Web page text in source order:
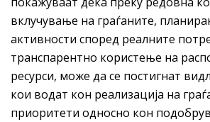
вклучување на граѓаните,
активности според реалните
транспарентно користење на
ресурси, може да се постигнат
кои водат кон реализација на
приоритети односно кон